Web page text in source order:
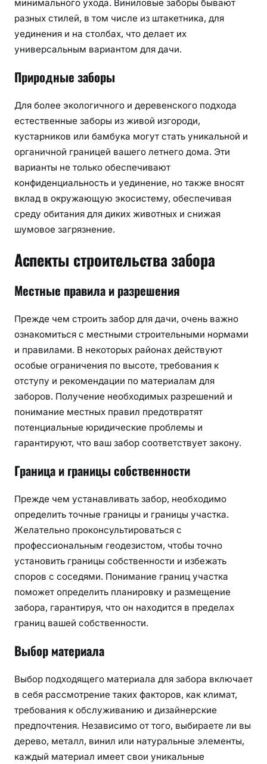
минимального ухода. Виниловые заборы бывают
разных стилей, в том числе из штакетника, для
уединения и на столбах, что делает их
универсальным вариантом для дачи.
Природные заборы
Для более экологичного и деревенского подхода
естественные заборы из живой изгороди,
кустарников или бамбука могут стать уникальной и
органичной границей вашего летнего дома. Эти
варианты не только обеспечивают
конфиденциальность и уединение, но также вносят
вклад в окружающую экосистему, обеспечивая
среду обитания для диких животных и снижая
шумовое загрязнение.
Аспекты строительства забора
Местные правила и разрешения
Прежде чем строить забор для дачи, очень важно
ознакомиться с местными строительными нормами
и правилами. В некоторых районах действуют
особые ограничения по высоте, требования к
отступу и рекомендации по материалам для
заборов. Получение необходимых разрешений и
понимание местных правил предотвратят
потенциальные юридические проблемы и
гарантируют, что ваш забор соответствует закону.
Граница и границы собственности
Прежде чем устанавливать забор, необходимо
определить точные границы и границы участка.
Желательно проконсультироваться с
профессиональным геодезистом, чтобы точно
установить границы собственности и избежать
споров с соседями. Понимание границ участка
поможет определить планировку и размещение
забора, гарантируя, что он находится в пределах
границ вашей собственности.
Выбор материала
Выбор подходящего материала для забора включает
в себя рассмотрение таких факторов, как климат,
требования к обслуживанию и дизайнерские
предпочтения. Независимо от того, выбираете ли вы
дерево, металл, винил или натуральные элементы,
каждый материал имеет свои уникальные